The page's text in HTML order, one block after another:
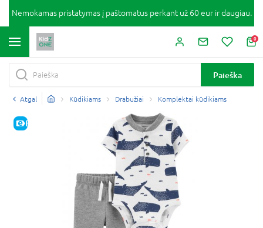
Nemokamas pristatymas į paštomatus perkant už 60 eur ir daugiau.
0
Paieška
Atgal Kūdikiams Drabužiai Komplektai kūdikiams
E-KAINA